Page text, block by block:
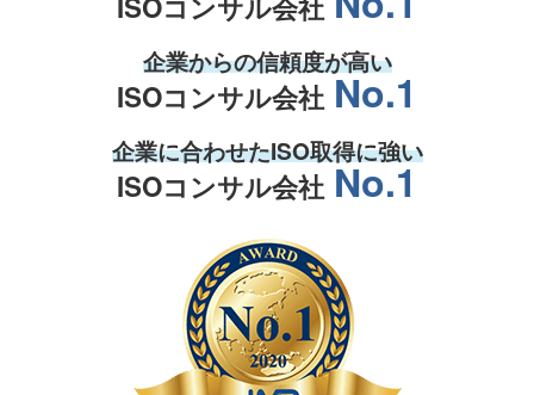
企業からの信頼度が高い
ISOコンサル会社 No.1
企業に合わせたISO取得に強い
ISOコンサル会社 No.1